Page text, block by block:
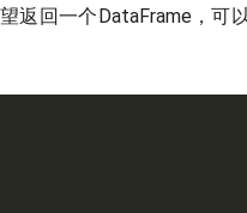
返回一个DataFrame，可